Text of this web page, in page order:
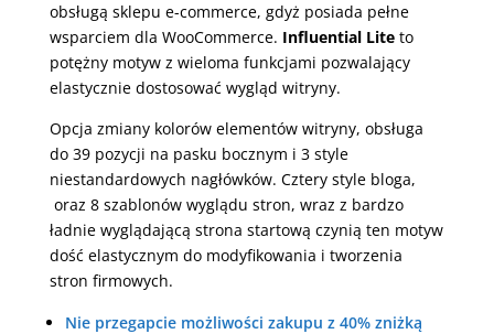
obsługą sklepu e-commerce, gdyż posiada pełne
wsparciem dla WooCommerce. Influential Liteto
potężny motyw z wieloma funkcjami pozwalający
elastycznie dostosować wygląd witryny.
Opcja zmiany kolorów elementów witryny, obsługa
do 39 pozycji na pasku bocznym i 3 style
niestandardowych nagłówków. Cztery style bloga,
oraz 8 szablonów wyglądu stron, wraz z bardzo
ładnie wyglądającą strona startową czynią ten motyw
dość elastycznym do modyfikowania i tworzenia
stron firmowych.
Nie przegapcie możliwości zakupu z 40% zniżką